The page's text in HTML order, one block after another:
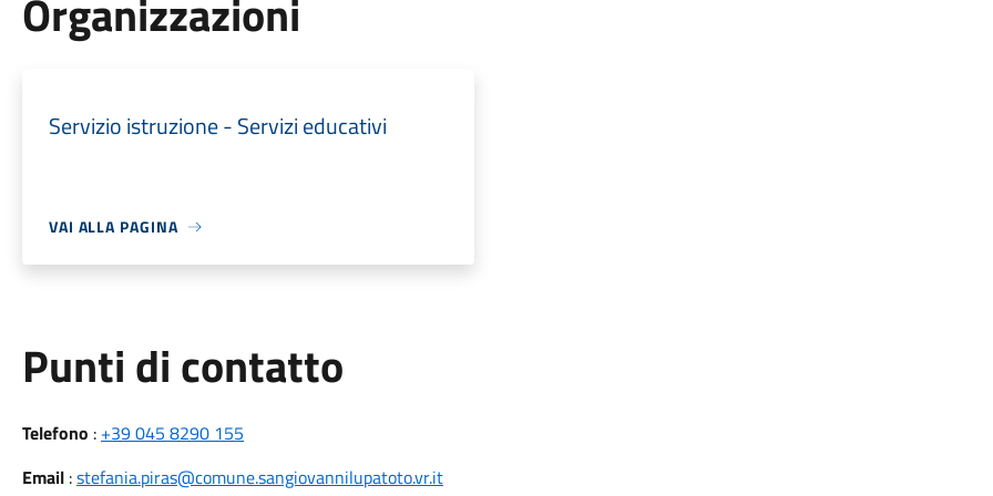
Organizzazioni
Servizio istruzione - Servizi educativi
VAI ALLA PAGINA
Punti di contatto
Telefono : +39 045 8290 155
Email:stefania.piras@comune.sangiovannilupatoto.vr.it